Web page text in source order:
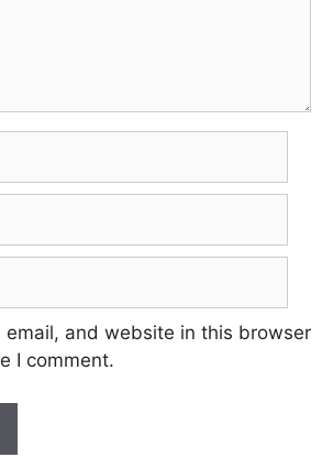
email, and website in this browser
I comment.